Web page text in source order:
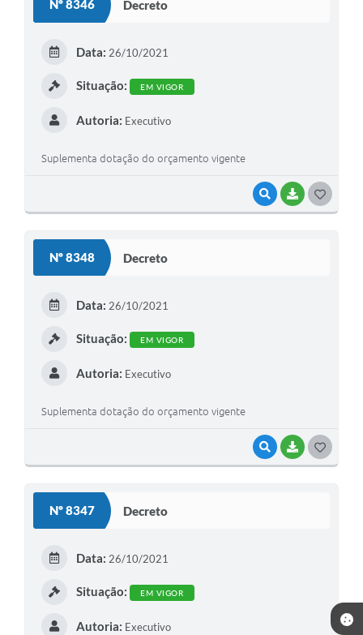
Nº 8346 Decreto
VISUALIZAR
BAIXAR
Data: 26/10/2021
Situação: EM VIGOR
Autoria: Executivo
Suplementa dotação do orçamento vigente
Nº 8348 Decreto
VISUALIZAR
BAIXAR
Data: 26/10/2021
Situação: EM VIGOR
Autoria: Executivo
Suplementa dotação do orçamento vigente
Nº 8347 Decreto
Data: 26/10/2021
Situação: EM VIGOR
Autoria: Executivo